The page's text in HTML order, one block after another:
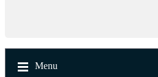
Menu